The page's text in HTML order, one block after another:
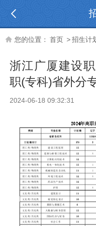
您的位置： 首页 >招生计
浙江广厦建设
职(专科)省外分
2024-06-18 09:32:31